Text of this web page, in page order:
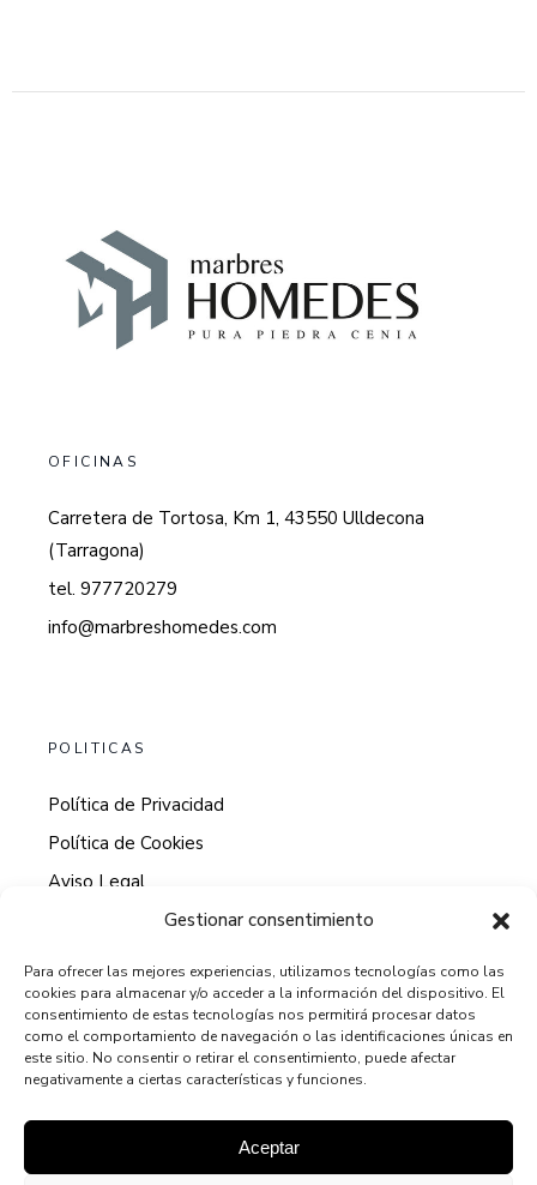
Gestionar consentimiento
Para ofrecer las mejores experiencias, utilizamos tecnologías como las
cookies para almacenar y/o acceder a la información del dispositivo. El
consentimiento de estas tecnologías nos permitirá procesar datos
como el comportamiento de navegación o las identificaciones únicas en
este sitio. No consentir o retirar el consentimiento, puede afectar
negativamente a ciertas características y funciones.
Aceptar
OFICINAS
Carretera de Tortosa, Km 1, 43550 Ulldecona
(Tarragona)
tel. 977720279
info@marbreshomedes.com
POLITICAS
Política de Privacidad
Política de Cookies
Aviso Legal
HORARIO DE ATENCION AL CLIENTE
9:00 - 13:00